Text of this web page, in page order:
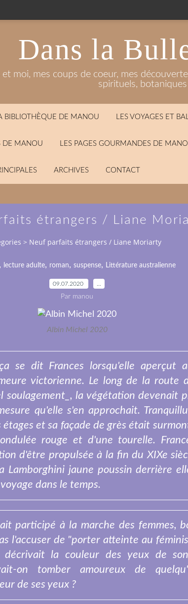
Dans la
et moi, mes coups de coeur, mes
spirituels,
BIBLIOTHÈQUE DE MANOU LES VOYAGES ET
DE MANOU LES PAGES GOURMANDES DE
ARCHIVES CONTACT
étrangers / Liane
> Neuf parfaits étrangers / Liane Moriarty
, lecture adulte, roman, suspense, Littérature australienne
09.07.2020
Par manou
Albin Michel 2020
se dit Frances lorsqu'elle aperçut
victorienne. Le long de la route
soulagement_, la végétation devenait
qu'elle s'en approchait.
et sa façade de grès était
rouge et d'une tourelle.
d'être propulsée à la fin du XIXe
Lamborghini jaune poussin derrière
dans le temps.
participé à la marche des femmes,
l'accuser de "porter atteinte au
décrivait la couleur des yeux de
on tomber amoureux de
de ses yeux ?